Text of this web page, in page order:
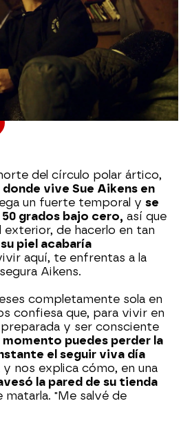
de 2024, 17:27
del círculo polar ártico,
vive Sue Aikens en
un fuerte temporal y se
grados bajo cero, así que
exterior, de hacerlo en tan
piel acabaría
aquí, te enfrentas a la
Aikens.
completamente sola en
confiesa que, para vivir en
y ser consciente
momento puedes perder la
el seguir viva día
y nos explica cómo, en una
la pared de su tienda
"Me salvé de